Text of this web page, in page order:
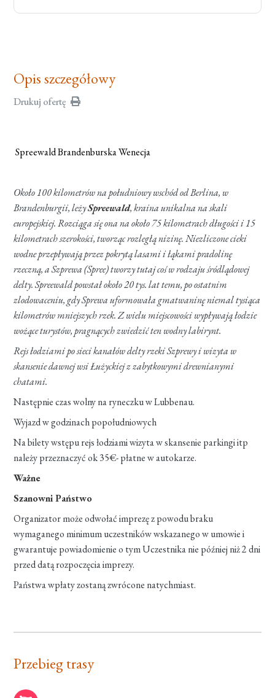
Opis szczegółowy
Drukuj ofertę
Spreewald Brandenburska Wenecja
Około 100 kilometrów na południowy wschód od Berlina, w
Brandenburgii, leżySpreewald, kraina unikalna na skali
europejskiej. Rozciąga się ona na około 75 kilometrach długości i 15
kilometrach szerokości, tworząc rozległą nizinę. Niezliczone cieki
wodne przepływają przez pokrytą lasami i łąkami pradolinę
rzeczną, a Szprewa (Spree) tworzy tutaj coś w rodzaju śródlądowej
delty. Spreewald powstał około 20 tys. lat temu, po ostatnim
zlodowaceniu, gdy Sprewa uformowała gmatwaninę niemal tysiąca
kilometrów mniejszych rzek. Z wielu miejscowości wypływają łodzie
wożące turystów, pragnących zwiedzić ten wodny labirynt.
Rejs łodziami po sieci kanałów delty rzeki Szprewy i wizyta w
skansenie dawnej wsi Łużyckiej z zabytkowymi drewnianymi
chatami.
Następnie czas wolny na ryneczku w Lubbenau.
Wyjazd w godzinach popołudniowych
Na bilety wstępu rejs łodziami wizyta w skansenie parkingi itp
należy przeznaczyć ok 35€- płatne w autokarze.
Ważne
Szanowni Państwo
Organizator może odwołać imprezę z powodu braku
wymaganego minimum uczestników wskazanego w umowie i
gwarantuje powiadomienie o tym Uczestnika nie później niż 2 dni
przed datą rozpoczęcia imprezy.
Państwa wpłaty zostaną zwrócone natychmiast.
Przebieg trasy